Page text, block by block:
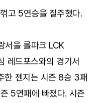
고 5연승을 질주했다.
서울 롤파크 LCK
레드포스와의 경기서
한 젠지는 시즌 8승 3패
5연패에 빠졌다. 시즌